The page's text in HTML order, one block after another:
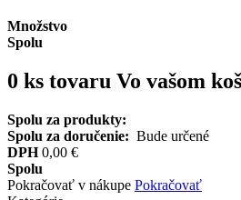
Množstvo
Spolu
0 ks tovaru Vo vašom
Spolu za produkty:
Spolu za doručenie: Bude určené
DPH 0,00 €
Spolu
Pokračovať v nákupe Pokračovať